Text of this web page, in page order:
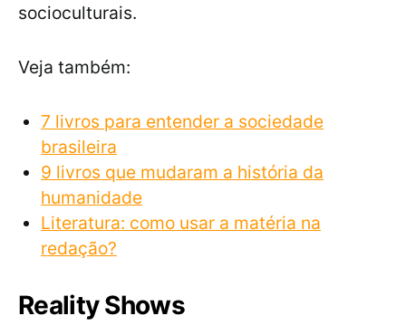
socioculturais.
Veja também:
7 livros para entender a sociedade
brasileira
9 livros que mudaram a história da
humanidade
Literatura: como usar a matéria na
redação?
Reality Shows